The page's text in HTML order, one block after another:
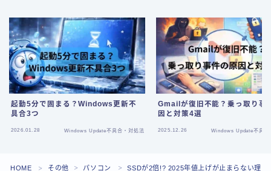
起動5分で固まる？Windows更新不
具合3つ
2026.01.28 Windows Update不具合・対処法
Gmailが復旧不能？乗っ取り事
因と対策4選
2025.12.26 Windows Update不具合
HOME ＞ その他 ＞ パソコン ＞ SSDが2倍!? 2025年値上げが止まらない理由